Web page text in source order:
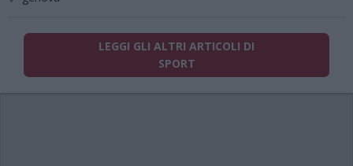
LEGGI GLI ALTRI ARTICOLI DI
SPORT